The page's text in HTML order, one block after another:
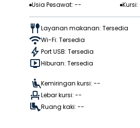
Usia Pesawat: --
Layanan makanan: Tersedia
Wi-Fi: Tersedia
Port USB: Tersedia
Hiburan: Tersedia
Kemiringan kursi: --
Lebar kursi: --
Ruang kaki: --